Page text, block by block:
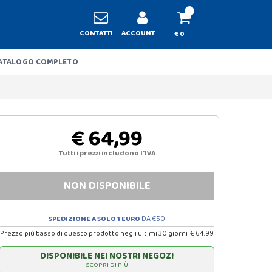
CONTATTI ACCOUNT € 0
COMPLETO
€ 64,99
Tutti i prezzi includono l'IVA
NON DISPONIBILE
SPEDIZIONE A SOLO 1 EURO DA €50
Prezzo più basso di questo prodotto negli ultimi 30 giorni: € 64.99
DISPONIBILE NEI NOSTRI NEGOZI
SCOPRI DI PIÙ